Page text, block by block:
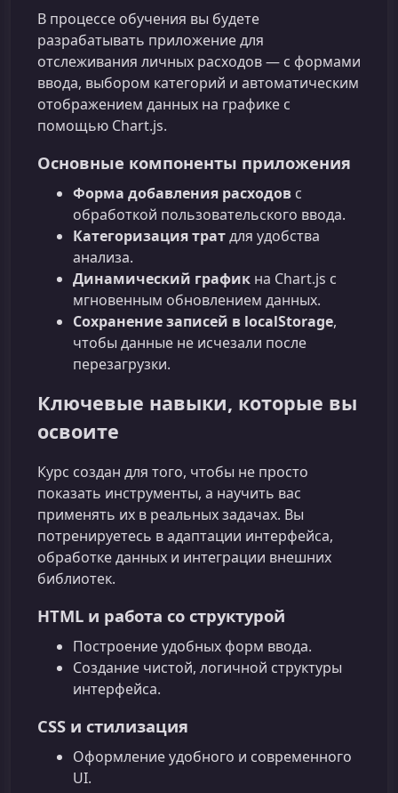
В процессе обучения вы будете
разрабатывать приложение для
отслеживания личных расходов — с формами
ввода, выбором категорий и автоматическим
отображением данных на графике с
помощью Chart.js.
Основные компоненты приложения
Форма добавления расходов с
обработкой пользовательского ввода.
Категоризация тратдля удобства
анализа.
Динамический график на Chart.js с
мгновенным обновлением данных.
Сохранение записей в localStorage,
чтобы данные не исчезали после
перезагрузки.
Ключевые навыки, которые вы
освоите
Курс создан для того, чтобы не просто
показать инструменты, а научить вас
применять их в реальных задачах. Вы
потренируетесь в адаптации интерфейса,
обработке данных и интеграции внешних
библиотек.
HTML и работа со структурой
Построение удобных форм ввода.
Создание чистой, логичной структуры
интерфейса.
CSS и стилизация
Оформление удобного и современного
UI.